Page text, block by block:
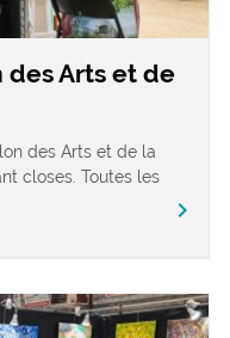
des Arts et de
des Arts et de la
closes. Toutes les
chevron_right